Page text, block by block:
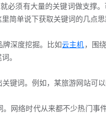
必须有大量的关键词做支撑
简单说下获取关键词的几点思
深度挖掘。比如云主机，围
。
键词。例如，某旅游网站可
网络时代从来都不少热门事